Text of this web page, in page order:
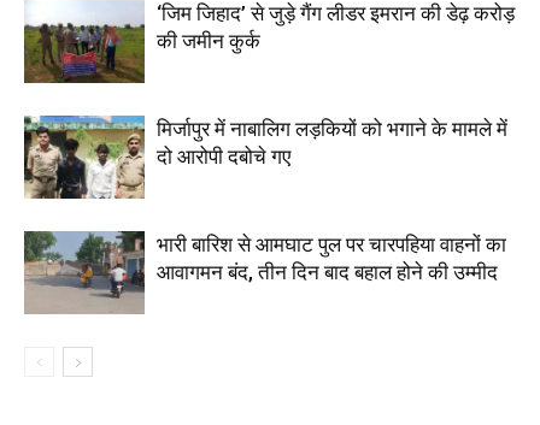
‘जिम जिहाद’ से जुड़े गैंग लीडर इमरान की डेढ़ करोड़
की जमीन कुर्क
मिर्जापुर में नाबालिग लड़कियों को भगाने के मामले में
दो आरोपी दबोचे गए
भारी बारिश से आमघाट पुल पर चारपहिया वाहनों का
आवागमन बंद, तीन दिन बाद बहाल होने की उम्मीद